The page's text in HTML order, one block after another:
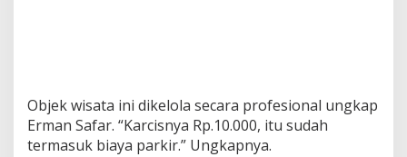
Objek wisata ini dikelola secara profesional ungkap
Erman Safar. “Karcisnya Rp.10.000, itu sudah
termasuk biaya parkir.” Ungkapnya.